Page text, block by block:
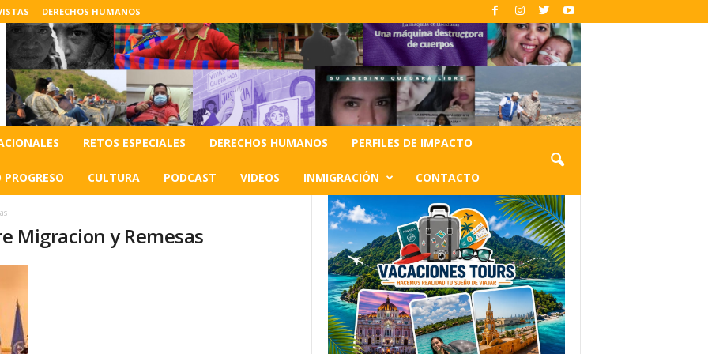
DERECHOS HUMANOS
RETOS ESPECIALES DERECHOS HUMANOS PERFILES DE IMPACTO
PROGRESO CULTURA PODCAST VIDEOS INMIGRACIÓN CONTACTO
Migracion y Remesas